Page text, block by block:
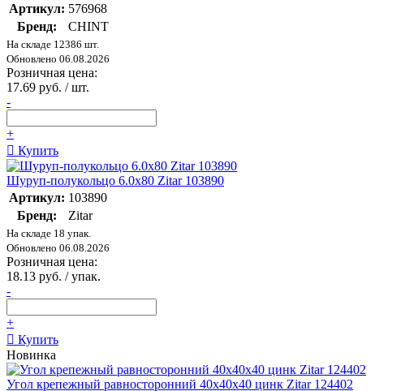
Артикул: 576968
Бренд:
CHINT
На складе 12386 шт.
Обновлено 06.08.2026
Розничная цена:
17.69 руб. / шт.
-
+
Купить
Шуруп-полукольцо 6.0х80 Zitar 103890
Артикул: 103890
Бренд:
Zitar
На складе 18 упак.
Обновлено 06.08.2026
Розничная цена:
18.13 руб. / упак.
-
+
Купить
Новинка
Угол крепежный равносторонний 40х40х40 цинк Zitar 124402